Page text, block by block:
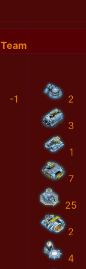
Team
-1 2
3
1
7
25
2
4